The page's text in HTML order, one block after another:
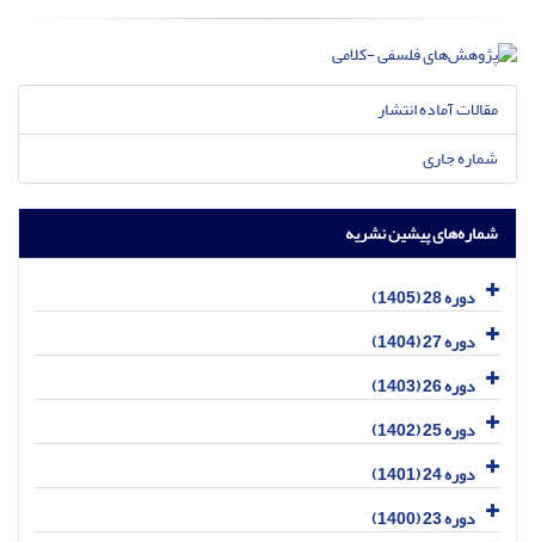
مقالات آماده انتشار
شماره جاری
شماره‌های پیشین نشریه
دوره 28 (1405)
دوره 27 (1404)
دوره 26 (1403)
دوره 25 (1402)
دوره 24 (1401)
دوره 23 (1400)